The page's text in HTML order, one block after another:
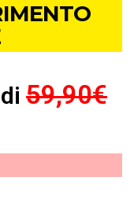
59,90€